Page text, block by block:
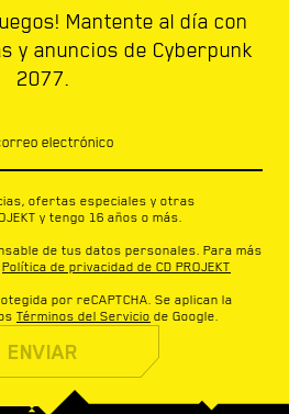
Mantente al día con
y anuncios de Cyberpunk
2077.
electrónico
ofertas especiales y otras
y tengo 16 años o más.
de tus datos personales. Para más
Política de privacidad de CD PROJEKT
por reCAPTCHA. Se aplican la
Términos del Servicio de Google.
ENVIAR